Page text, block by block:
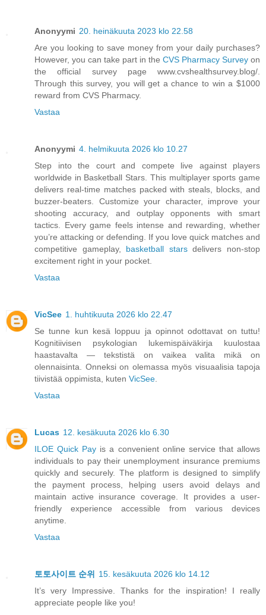
Anonyymi 20. heinäkuuta 2023 klo 22.58
Are you looking to save money from your daily purchases?
However, you can take part in the CVS Pharmacy Survey on
the official survey page www.cvshealthsurvey.blog/.
Through this survey, you will get a chance to win a $1000
reward from CVS Pharmacy.
Vastaa
Anonyymi 4. helmikuuta 2026 klo 10.27
Step into the court and compete live against players
worldwide in Basketball Stars. This multiplayer sports game
delivers real-time matches packed with steals, blocks, and
buzzer-beaters. Customize your character, improve your
shooting accuracy, and outplay opponents with smart
tactics. Every game feels intense and rewarding, whether
you’re attacking or defending. If you love quick matches and
competitive gameplay, basketball starsdelivers non-stop
excitement right in your pocket.
Vastaa
VicSee 1. huhtikuuta 2026 klo 22.47
Se tunne kun kesä loppuu ja opinnot odottavat on tuttu!
Kognitiivisen psykologian lukemispäiväkirja kuulostaa
haastavalta — tekstistä on vaikea valita mikä on
olennaisinta. Onneksi on olemassa myös visuaalisia tapoja
tiivistää oppimista, kuten VicSee
Vastaa
Lucas 12. kesäkuuta 2026 klo 6.30
ILOE Quick Pay is a convenient online service that allows
individuals to pay their unemployment insurance premiums
quickly and securely. The platform is designed to simplify
the payment process, helping users avoid delays and
maintain active insurance coverage. It provides a user-
friendly experience accessible from various devices
anytime.
Vastaa
토토사이트 순위
15. kesäkuuta 2026 klo 14.12
It’s very Impressive. Thanks for the inspiration! I really
appreciate people like you!